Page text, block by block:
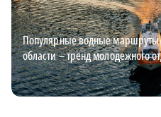
Популярные водные маршруты
области – тренд молодежного